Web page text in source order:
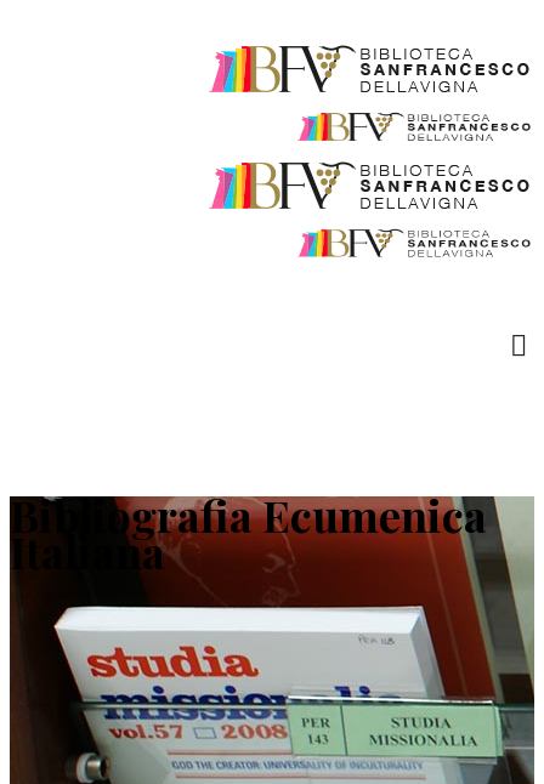
Bibliografia Ecumenica
Italiana